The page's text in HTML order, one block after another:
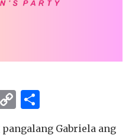
Copy
LinkGabriela ang